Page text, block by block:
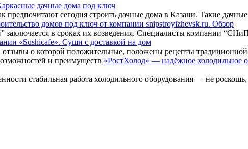
дачные дома под ключ
сегодня строить дачные дома в Казани. Такие
домов под ключ от компании snipstroyizhevsk.ru. Обзор
в сроках их возведения. Специалисты компании
«Sushicafe». Суши с доставкой на дом
о которой положительные, положены рецепты
«РостХолод» — надёжное холодильное
стабильная работа холодильного оборудования — не роскошь,